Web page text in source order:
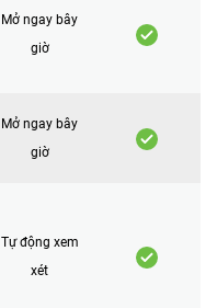
Mở ngay bây
giờ
Mở ngay bây
giờ
Tự động xem
xét